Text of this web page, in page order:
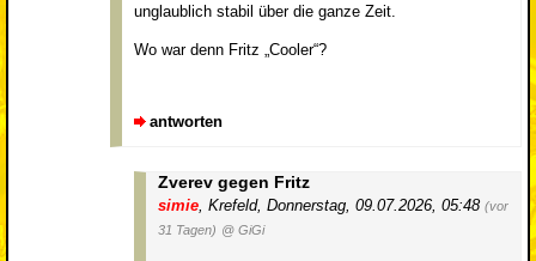
unglaublich stabil über die ganze Zeit.
Wo war denn Fritz „Cooler“?
antworten
Zverev gegen Fritz
simie Krefeld, Donnerstag, 09.07.2026, 05:48 (vor
31 Tagen) @ GiGi